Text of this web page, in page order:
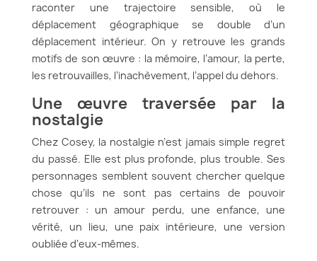
raconter une trajectoire sensible, où le
déplacement géographique se double d’un
déplacement intérieur. On y retrouve les grands
motifs de son œuvre : la mémoire, l’amour, la perte,
les retrouvailles, l’inachèvement, l’appel du dehors.
Une œuvre traversée par la
nostalgie
Chez Cosey, la nostalgie n’est jamais simple regret
du passé. Elle est plus profonde, plus trouble. Ses
personnages semblent souvent chercher quelque
chose qu’ils ne sont pas certains de pouvoir
retrouver : un amour perdu, une enfance, une
vérité, un lieu, une paix intérieure, une version
oubliée d’eux-mêmes.